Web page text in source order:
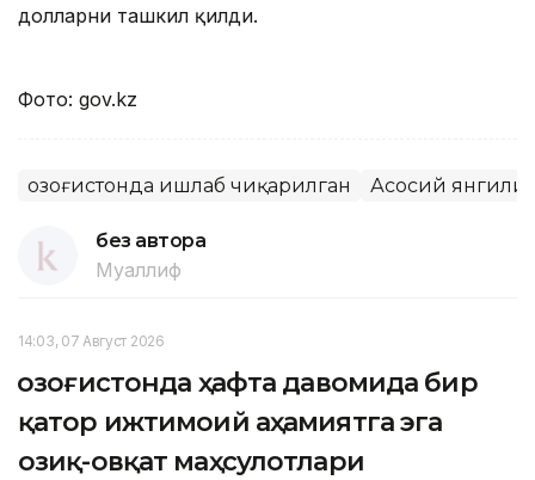
долларни ташкил қилди.
Фото: gov.kz
Қозоғистонда ишлаб чиқарилган Асосий
без автора
Муаллиф
14:03, 07 Август 2026
Қозоғистонда ҳафта давомида бир
қатор ижтимоий аҳамиятга эга
озиқ-овқат маҳсулотлари